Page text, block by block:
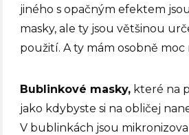
jiného s opačným efektem
masky, ale ty jsou většinou
použití. A ty mám osobně moc
Bublinkové masky, které na
jako kdybyste si na obličej
V bublinkách jsou